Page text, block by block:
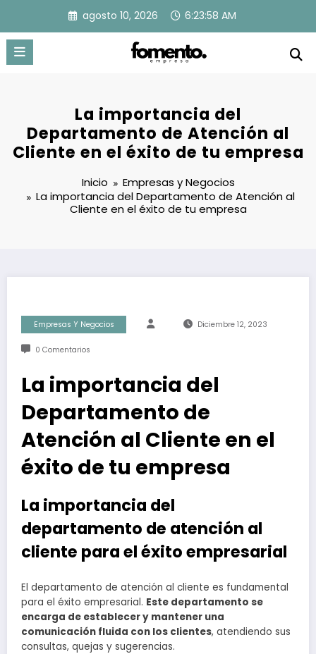
contenido
agosto 10, 2026 6:23:59 AM
La importancia del
Departamento de Atención al
Cliente en el éxito de tu empresa
Inicio
Empresas y Negocios
La importancia del Departamento de Atención al
Cliente en el éxito de tu empresa
Empresas Y Negocios Diciembre 12, 2023
0 Comentarios
La importancia del
Departamento de
Atención al Cliente en el
éxito de tu empresa
La importancia del
departamento de atención al
cliente para el éxito empresarial
El departamento de atención al cliente es fundamental
para el éxito empresarial. Este departamento se
encarga de establecer y mantener una
comunicación fluida con los clientes, atendiendo sus
consultas, quejas y sugerencias.